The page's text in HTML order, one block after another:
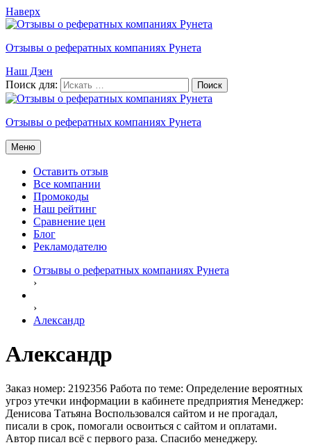
Наверх
Отзывы о рефератных компаниях Рунета
Наш Дзен
Поиск для:
Отзывы о рефератных компаниях Рунета
Меню
Оставить отзыв
Все компании
Промокоды
Наш рейтинг
Сравнение цен
Блог
Рекламодателю
Отзывы о рефератных компаниях Рунета
›
›
Александр
Александр
Заказ номер: 2192356 Работа по теме: Определение вероятных
угроз утечки информации в кабинете предприятия Менеджер:
Денисова Татьяна Воспользовался сайтом и не прогадал,
писали в срок, помогали освоиться с сайтом и оплатами.
Автор писал всё с первого раза. Спасибо менеджеру.